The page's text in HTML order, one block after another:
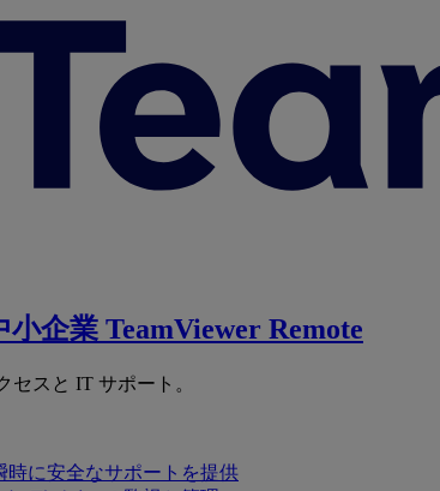
小企業 TeamViewer Remote
セスと IT サポート。
時に安全なサポートを提供